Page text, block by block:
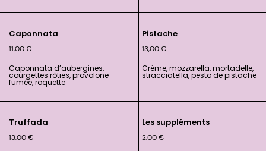
Caponnata
11,00€
Caponnata d’aubergines,
courgettes rôties, provolone
fumée, roquette
Pistache
13,00€
Crème, mozzarella, mortadelle,
stracciatella, pesto de pistache
Truffada
13,00€
Les suppléments
2,00€